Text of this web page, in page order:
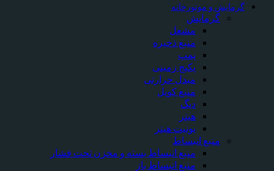
گرمایش و موتورخانه
گرمایش
مشعل
منبع ذخیره
پمپ
پکیج زمینی
مبدل حرارتی
منبع کویل
دیگ
هیتر
یونیت هیتر
منبع انبساط
منبع انبساط بسته و مخزن تحت فشار
منبع انبساط باز